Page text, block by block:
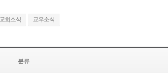
교회소식 교우소식
분류